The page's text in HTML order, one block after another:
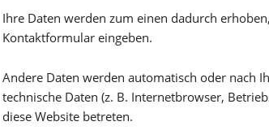
Ihre Daten werden zum einen dadurch
Kontaktformular eingeben.
Andere Daten werden automatisch oder nach
technische Daten (z. B. Internetbrowser,
diese Website betreten.